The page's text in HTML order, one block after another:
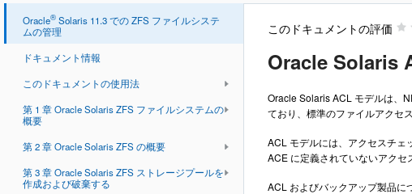
Oracle Solaris ACL モデル
Oracle® Solaris 11.3 での ZFS ファイルシステ
ムの管理
ドキュメント情報
このドキュメントの使用法
第 1 章 Oracle Solaris ZFS ファイルシステムの
概要
第 2 章 Oracle Solaris ZFS の概要
第 3 章 Oracle Solaris ZFS ストレージプールを
作成および破棄する
このドキュメントの評価
Oracle Solaris
Oracle Solaris ACL モデルは、
ており、標準のファイルアクセ
ACL モデルには、アクセスチェ
ACE に定義されていないアクセ
ACL およびバックアップ製品に